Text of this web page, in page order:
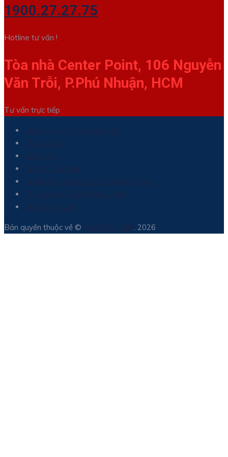
1900.27.27.75
Hotline tư vấn !
Tòa nhà Center Point, 106 Nguyễn
Văn Trỗi, P.Phú Nhuận, HCM
Tư vấn trực tiếp
Bản quyền thuộc về © . 2026